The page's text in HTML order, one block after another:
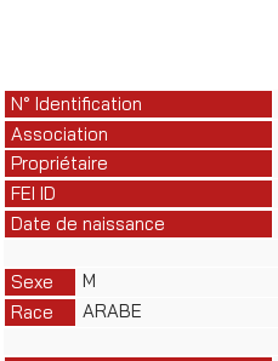
N° Identification
Association
Propriétaire
FEI ID
Date de naissance
Sexe
M
Race
ARABE